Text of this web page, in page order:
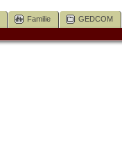
Familie GEDCOM